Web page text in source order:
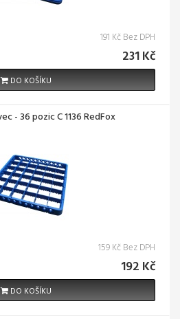
191 Kč Bez DPH
231 Kč
DO KOŠÍKU
- 36 pozic C 1136 RedFox
159 Kč Bez DPH
192 Kč
DO KOŠÍKU